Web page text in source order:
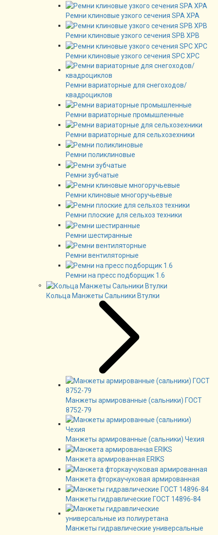
Ремни клиновые узкого сечения SPA XPA
Ремни клиновые узкого сечения SPB XPB
Ремни клиновые узкого сечения SPC XPC
Ремни вариаторные для снегоходов/
квадроциклов
Ремни вариаторные промышленные
Ремни вариаторные для сельхозехники
Ремни поликлиновые
Ремни зубчатые
Ремни клиновые многоручьевые
Ремни плоские для сельхоз техники
Ремни шестиранные
Ремни вентиляторные
Ремни на пресс подборщик 1.6
Кольца Манжеты Сальники Втулки
Манжеты армированные (сальники) ГОСТ
8752-79
Манжеты армированные (сальники) Чехия
Манжета армированная ERIKS
Манжета фторкаучуковая армированная
Манжеты гидравлические ГОСТ 14896-84
Манжеты гидравлические универсальные